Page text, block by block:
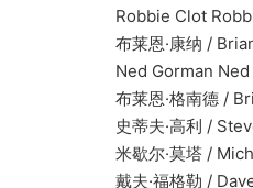
Robbie Clot
布莱恩·康纳 / Brian
Ned Gorman Ned
布莱恩·格南德 /
史蒂夫·高利 / Steve
米歇尔·莫塔 /
戴夫·福格勒 / Dave